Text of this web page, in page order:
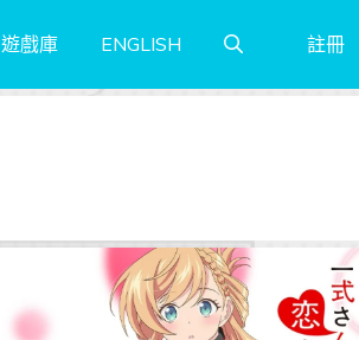
遊戲庫 ENGLISH 註冊